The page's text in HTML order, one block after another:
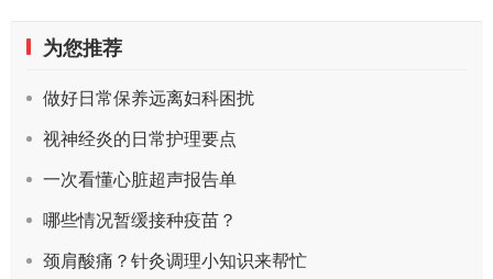
为您推荐
做好日常保养远离妇科困扰
视神经炎的日常护理要点
一次看懂心脏超声报告单
哪些情况暂缓接种疫苗？
颈肩酸痛？针灸调理小知识来帮忙